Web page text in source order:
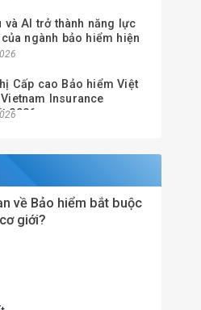
và AI trở thành năng lực
ngành bảo hiểm hiện
Cấp cao Bảo hiểm Việt
Insurance
2026
về Bảo hiểm bắt buộc
giới?